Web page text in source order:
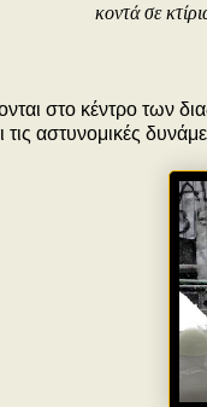
κοντά σε
στο κέντρο των
αστυνομικές